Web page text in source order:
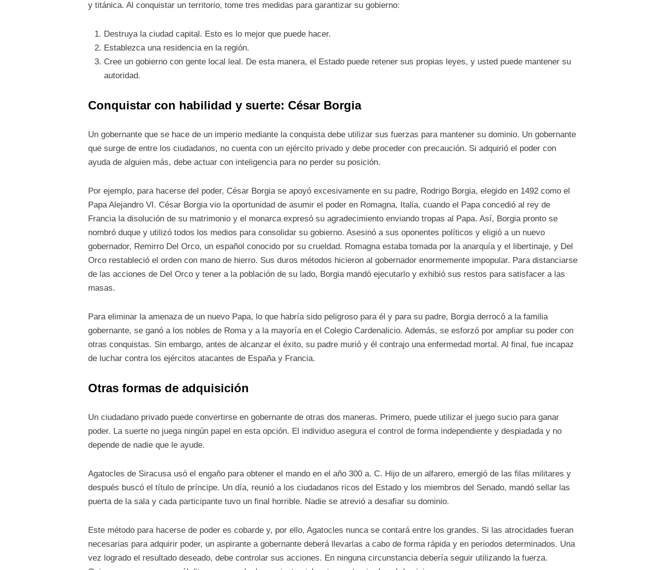
y titánica. Al conquistar un territorio, tome tres medidas para garantizar su gobierno:
Destruya la ciudad capital. Esto es lo mejor que puede hacer.
Establezca una residencia en la región.
Cree un gobierno con gente local leal. De esta manera, el Estado puede retener sus propias leyes, y usted puede mantener su
autoridad.
Conquistar con habilidad y suerte: César Borgia
Un gobernante que se hace de un imperio mediante la conquista debe utilizar sus fuerzas para mantener su dominio. Un gobernante
que surge de entre los ciudadanos, no cuenta con un ejército privado y debe proceder con precaución. Si adquirió el poder con
ayuda de alguien más, debe actuar con inteligencia para no perder su posición.
Por ejemplo, para hacerse del poder, César Borgia se apoyó excesivamente en su padre, Rodrigo Borgia, elegido en 1492 como el
Papa Alejandro VI. César Borgia vio la oportunidad de asumir el poder en Romagna, Italia, cuando el Papa concedió al rey de
Francia la disolución de su matrimonio y el monarca expresó su agradecimiento enviando tropas al Papa. Así, Borgia pronto se
nombró duque y utilizó todos los medios para consolidar su gobierno. Asesinó a sus oponentes políticos y eligió a un nuevo
gobernador, Remirro Del Orco, un español conocido por su crueldad. Romagna estaba tomada por la anarquía y el libertinaje, y Del
Orco restableció el orden con mano de hierro. Sus duros métodos hicieron al gobernador enormemente impopular. Para distanciarse
de las acciones de Del Orco y tener a la población de su lado, Borgia mandó ejecutarlo y exhibió sus restos para satisfacer a las
masas.
Para eliminar la amenaza de un nuevo Papa, lo que habría sido peligroso para él y para su padre, Borgia derrocó a la familia
gobernante, se ganó a los nobles de Roma y a la mayoría en el Colegio Cardenalicio. Además, se esforzó por ampliar su poder con
otras conquistas. Sin embargo, antes de alcanzar el éxito, su padre murió y él contrajo una enfermedad mortal. Al final, fue incapaz
de luchar contra los ejércitos atacantes de España y Francia.
Otras formas de adquisición
Un ciudadano privado puede convertirse en gobernante de otras dos maneras. Primero, puede utilizar el juego sucio para ganar
poder. La suerte no juega ningún papel en esta opción. El individuo asegura el control de forma independiente y despiadada y no
depende de nadie que le ayude.
Agatocles de Siracusa usó el engaño para obtener el mando en el año 300 a. C. Hijo de un alfarero, emergió de las filas militares y
después buscó el título de príncipe. Un día, reunió a los ciudadanos ricos del Estado y los miembros del Senado, mandó sellar las
puerta de la sala y cada participante tuvo un final horrible. Nadie se atrevió a desafiar su dominio.
Este método para hacerse de poder es cobarde y, por ello, Agatocles nunca se contará entre los grandes. Si las atrocidades fueran
necesarias para adquirir poder, un aspirante a gobernante deberá llevarlas a cabo de forma rápida y en periodos determinados. Una
vez logrado el resultado deseado, debe controlar sus acciones. En ninguna circunstancia debería seguir utilizando la fuerza.